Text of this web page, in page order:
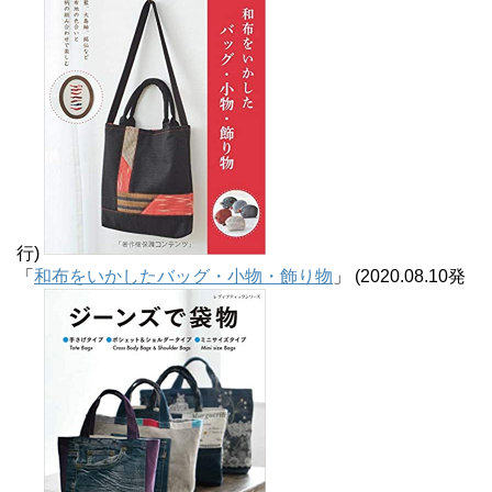
行)
「 和布をいかしたバッグ・小物・飾り物 」 (2020.08.10発